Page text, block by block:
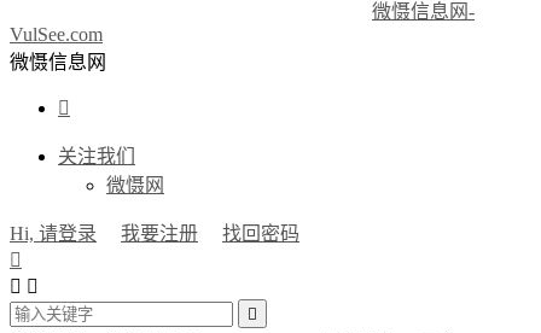
微慑信息网-
VulSee.com
微慑信息网

关注我们
微慑网
Hi, 请登录 我要注册
找回密码

 
